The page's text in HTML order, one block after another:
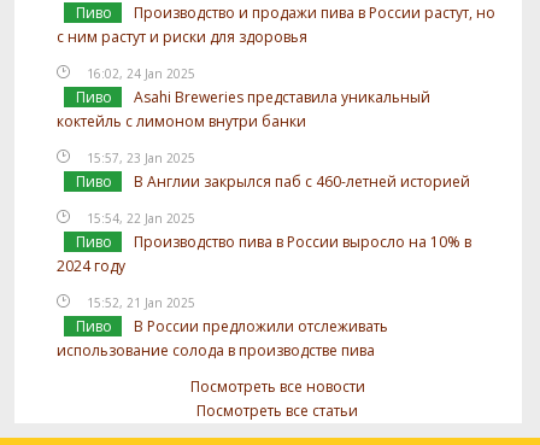
Пиво
Производство и продажи пива в России растут, но
с ним растут и риски для здоровья
16:02, 24 Jan 2025
Пиво
Asahi Breweries представила уникальный
коктейль с лимоном внутри банки
15:57, 23 Jan 2025
Пиво В Англии закрылся паб с 460-летней историей
15:54, 22 Jan 2025
Пиво
Производство пива в России выросло на 10% в
2024 году
15:52, 21 Jan 2025
Пиво
В России предложили отслеживать
использование солода в производстве пива
Посмотреть все новости
Посмотреть все статьи